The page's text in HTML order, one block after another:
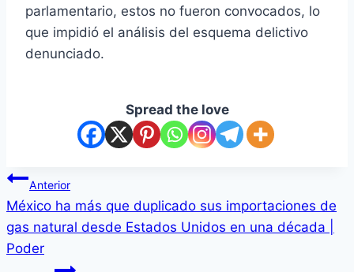
parlamentario, estos no fueron convocados, lo
que impidió el análisis del esquema delictivo
denunciado.
Spread the love
Navegación
de
entradas
Anterior
México ha más que duplicado sus importaciones de
gas natural desde Estados Unidos en una década |
Poder